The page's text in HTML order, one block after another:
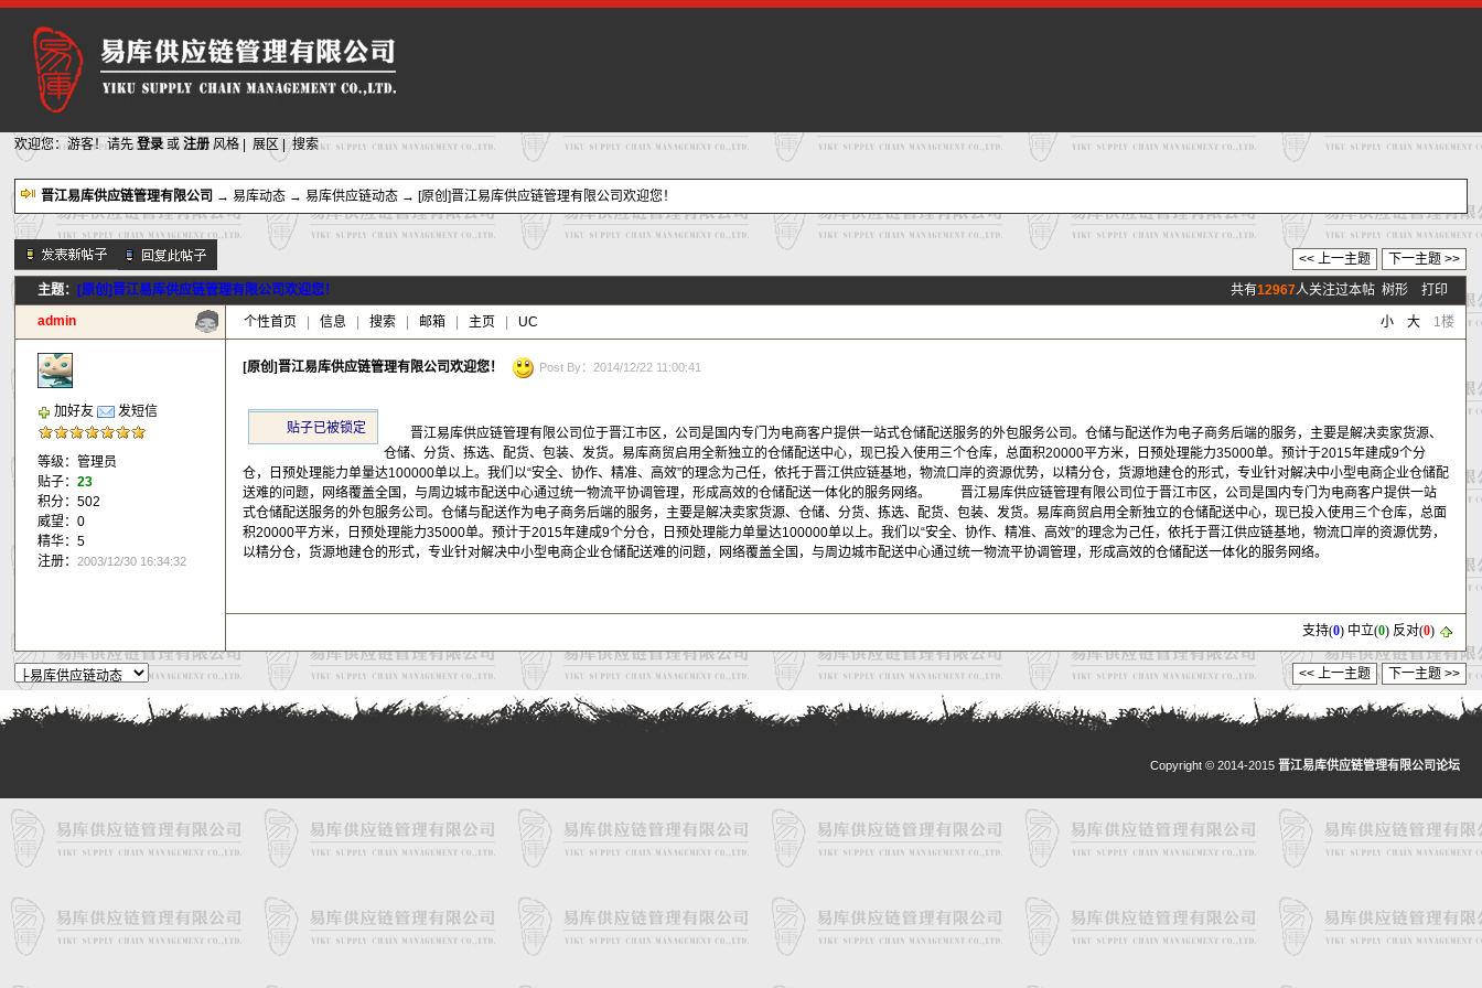
欢迎您：游客！请先登录或注册 风格 |展区 |搜索
晋江易库供应链管理有限公司 →易库动态 →易库供应链动态 → [原创]晋江易库供应链管理有限公司欢迎您！
新的主题
投票帖
交易帖
小字报
下一主题 >>
<< 上一主题
共有12967人关注过本帖 树形 打印
主题：
[原创]晋江易库供应链管理有限公司欢迎您！
admin
小 大 1楼
个性首页 信息 搜索 邮箱 主页 UC
加好友 发短信
等级：管理员
贴子：23
积分：502
威望：0
精华：5
注册：2003/12/30 16:34:32
[原创]晋江易库供应链管理有限公司欢迎您！ Post By：2014/12/22 11:00:41
贴子已被锁定
晋江易库供应链管理有限公司位于晋江市区，公司是国内专门为电商客户提供一站式仓储配送服务的外包服务公司。仓储与配送作为电子商务后端的服务，主要是解决卖家货源、
仓储、分货、拣选、配货、包装、发货。易库商贸启用全新独立的仓储配送中心，现已投入使用三个仓库，总面积20000平方米，日预处理能力35000单。预计于2015年建成9个分
仓，日预处理能力单量达100000单以上。我们以“安全、协作、精准、高效”的理念为己任，依托于晋江供应链基地，物流口岸的资源优势，以精分仓，货源地建仓的形式，专业针对解决中小型电商企业仓储配
送难的问题，网络覆盖全国，与周边城市配送中心通过统一物流平协调管理，形成高效的仓储配送一体化的服务网络。 晋江易库供应链管理有限公司位于晋江市区，公司是国内专门为电商客户提供一站
式仓储配送服务的外包服务公司。仓储与配送作为电子商务后端的服务，主要是解决卖家货源、仓储、分货、拣选、配货、包装、发货。易库商贸启用全新独立的仓储配送中心，现已投入使用三个仓库，总面
积20000平方米，日预处理能力35000单。预计于2015年建成9个分仓，日预处理能力单量达100000单以上。我们以“安全、协作、精准、高效”的理念为己任，依托于晋江供应链基地，物流口岸的资源优势，
以精分仓，货源地建仓的形式，专业针对解决中小型电商企业仓储配送难的问题，网络覆盖全国，与周边城市配送中心通过统一物流平协调管理，形成高效的仓储配送一体化的服务网络。
支持(0) 中立(0) 反对(0)
下一主题 >>
<< 上一主题
Copyright © 2014-2015 晋江易库供应链管理有限公司论坛